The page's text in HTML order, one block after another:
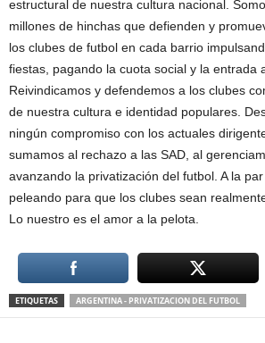
estructural de nuestra cultura nacional.
millones de hinchas que defienden y
los clubes de futbol en cada barrio
fiestas, pagando la cuota social y la entrada
Reivindicamos y defendemos a los clubes
de nuestra cultura e identidad populares.
ningún compromiso con los actuales
sumamos al rechazo a las SAD, al
avanzando la privatización del futbol. A la
peleando para que los clubes sean
Lo nuestro es el amor a la pelota.
ETIQUETAS ARGENTINA - PRIVATIZACION DEL FUTBOL